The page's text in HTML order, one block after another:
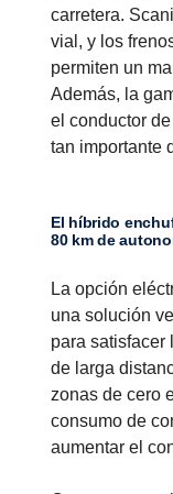
carretera.
vial, y los
permiten un
Además, la
el conductor
tan importante
El híbrido enchufable: eficiencia excepcional y hasta
80 km de
La opción
una solución
para satisfacer
de larga
zonas de cero
consumo de
aumentar el